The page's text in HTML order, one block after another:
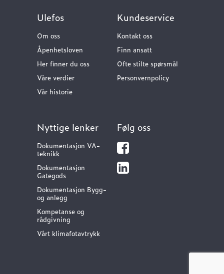
Ulefos
Om oss
Åpenhetsloven
Her finner du oss
Våre verdier
Vår historie
Kundeservice
Kontakt oss
Finn ansatt
Ofte stilte spørsmål
Personvernpolicy
Nyttige lenker
Dokumentasjon VA-
teknikk
Dokumentasjon
Gategods
Dokumentasjon Bygg-
og anlegg
Kompetanse og
rådgivning
Vårt klimafotavtrykk
Følg oss